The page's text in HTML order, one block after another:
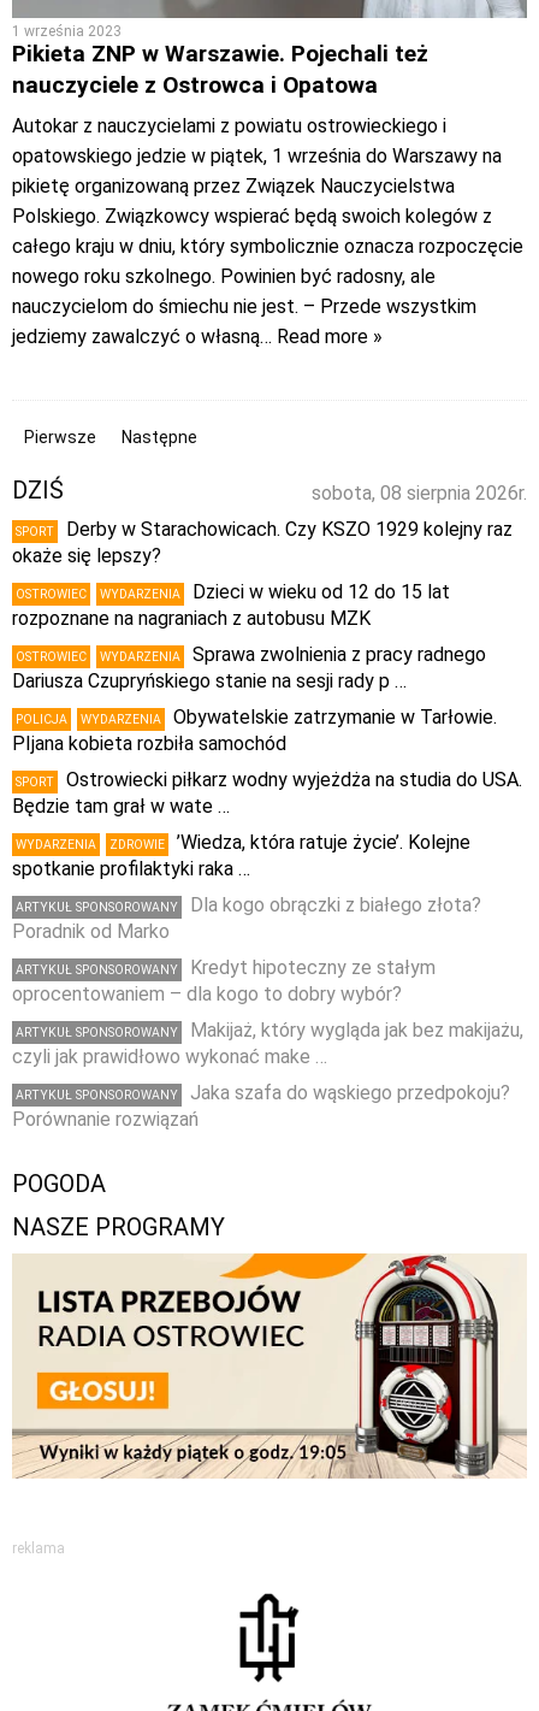
1 września 2023
Pikieta ZNP w Warszawie. Pojechali też
nauczyciele z Ostrowca i Opatowa
Autokar z nauczycielami z powiatu ostrowieckiego i
opatowskiego jedzie w piątek, 1 września do Warszawy na
pikietę organizowaną przez Związek Nauczycielstwa
Polskiego. Związkowcy wspierać będą swoich kolegów z
całego kraju w dniu, który symbolicznie oznacza rozpoczęcie
nowego roku szkolnego. Powinien być radosny, ale
nauczycielom do śmiechu nie jest. – Przede wszystkim
jedziemy zawalczyć o własną… Read more »
Pierwsze Następne
sobota, 08 sierpnia 2026r.
DZIŚ
SPORT
Derby w Starachowicach. Czy KSZO 1929 kolejny raz
okaże się lepszy?
OSTROWIEC WYDARZENIA
Dzieci w wieku od 12 do 15 lat
rozpoznane na nagraniach z autobusu MZK
OSTROWIEC WYDARZENIA
Sprawa zwolnienia z pracy radnego
Dariusza Czupryńskiego stanie na sesji rady p …
POLICJA WYDARZENIA
Obywatelskie zatrzymanie w Tarłowie.
PIjana kobieta rozbiła samochód
SPORT
Ostrowiecki piłkarz wodny wyjeżdża na studia do USA.
Będzie tam grał w wate …
WYDARZENIA ZDROWIE
’Wiedza, która ratuje życie’. Kolejne
spotkanie profilaktyki raka …
ARTYKUŁ SPONSOROWANY
Dla kogo obrączki z białego złota?
Poradnik od Marko
ARTYKUŁ SPONSOROWANY
Kredyt hipoteczny ze stałym
oprocentowaniem – dla kogo to dobry wybór?
ARTYKUŁ SPONSOROWANY
Makijaż, który wygląda jak bez makijażu,
czyli jak prawidłowo wykonać make …
ARTYKUŁ SPONSOROWANY
Jaka szafa do wąskiego przedpokoju?
Porównanie rozwiązań
POGODA
NASZE PROGRAMY
reklama